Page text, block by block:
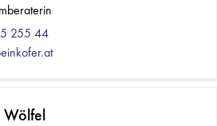
255 44